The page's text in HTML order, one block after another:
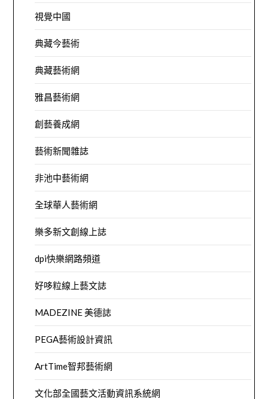
視覺中國
典藏今藝術
典藏藝術網
雅昌藝術網
創藝養成網
藝術新聞雜誌
非池中藝術網
全球華人藝術網
樂多新文創線上誌
dpi快樂網路頻道
好哆粒線上藝文誌
MADEZINE 美德誌
PEGA藝術設計資訊
ArtTime智邦藝術網
文化部全國藝文活動資訊系統網